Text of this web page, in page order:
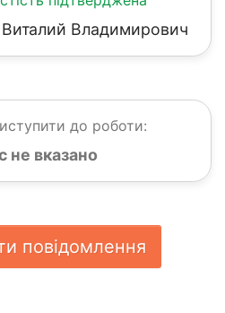
Владимирович
до роботи:
не вказано
повідомлення